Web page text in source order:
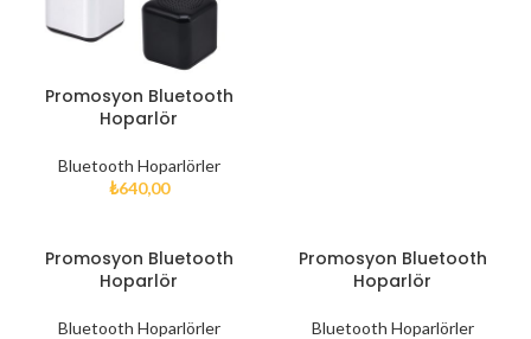
Promosyon Bluetooth
Hoparlör
Bluetooth Hoparlörler
₺640,00
Promosyon Bluetooth
Hoparlör
Bluetooth Hoparlörler
Promosyon Bluetooth
Hoparlör
Bluetooth Hoparlörler